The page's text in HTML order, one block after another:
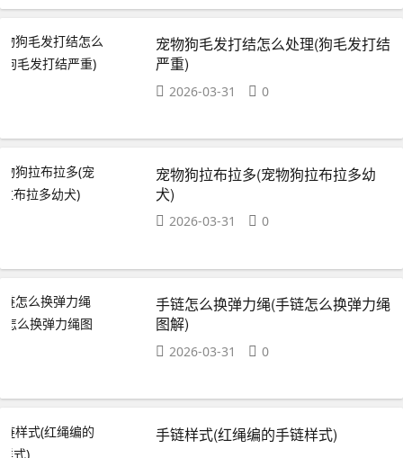
宠物狗毛发打结怎么处理(狗毛发打结
严重)
2026-03-31 0
宠物狗拉布拉多(宠物狗拉布拉多幼
犬)
2026-03-31 0
手链怎么换弹力绳(手链怎么换弹力绳
图解)
2026-03-31 0
手链样式(红绳编的手链样式)